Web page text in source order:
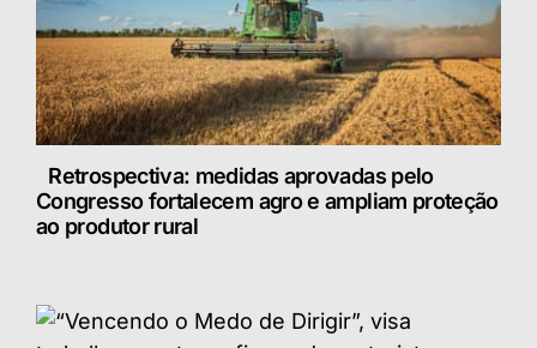
Retrospectiva: medidas aprovadas pelo
Congresso fortalecem agro e ampliam proteção
ao produtor rural